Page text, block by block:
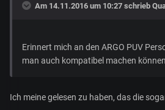
Am 14.11.2016 um 10:27 schrieb
Erinnert mich an den ARGO PUV
man auch kompatibel machen
Ich meine gelesen zu haben, das die